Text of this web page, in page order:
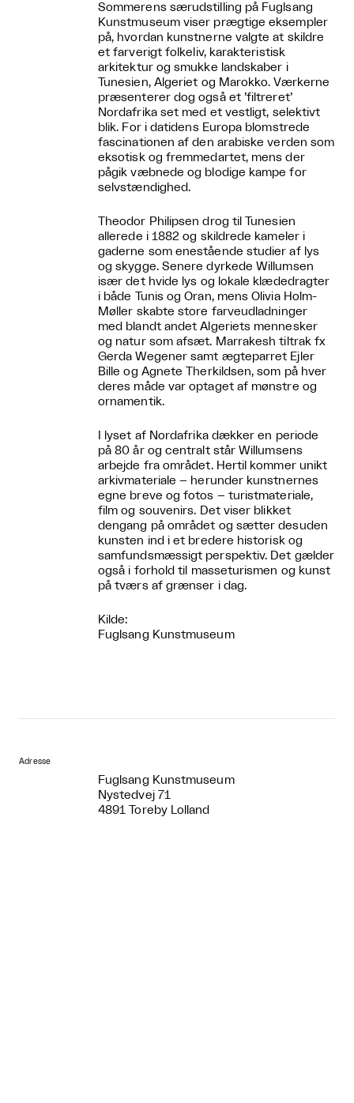
Sommerens særudstilling på Fuglsang
Kunstmuseum viser prægtige eksempler
på, hvordan kunstnerne valgte at skildre
et farverigt folkeliv, karakteristisk
arkitektur og smukke landskaber i
Tunesien, Algeriet og Marokko. Værkerne
præsenterer dog også et ’filtreret’
Nordafrika set med et vestligt, selektivt
blik. For i datidens Europa blomstrede
fascinationen af den arabiske verden som
eksotisk og fremmedartet, mens der
pågik væbnede og blodige kampe for
selvstændighed.
Theodor Philipsen drog til Tunesien
allerede i 1882 og skildrede kameler i
gaderne som enestående studier af lys
og skygge. Senere dyrkede Willumsen
især det hvide lys og lokale klædedragter
i både Tunis og Oran, mens Olivia Holm-
Møller skabte store farveudladninger
med blandt andet Algeriets mennesker
og natur som afsæt. Marrakesh tiltrak fx
Gerda Wegener samt ægteparret Ejler
Bille og Agnete Therkildsen, som på hver
deres måde var optaget af mønstre og
ornamentik.
I lyset af Nordafrika dækker en periode
på 80 år og centralt står Willumsens
arbejde fra området. Hertil kommer unikt
arkivmateriale – herunder kunstnernes
egne breve og fotos – turistmateriale,
film og souvenirs. Det viser blikket
dengang på området og sætter desuden
kunsten ind i et bredere historisk og
samfundsmæssigt perspektiv. Det gælder
også i forhold til masseturismen og kunst
på tværs af grænser i dag.
Kilde:
Fuglsang Kunstmuseum
Adresse
Fuglsang Kunstmuseum
Nystedvej 71
4891 Toreby Lolland